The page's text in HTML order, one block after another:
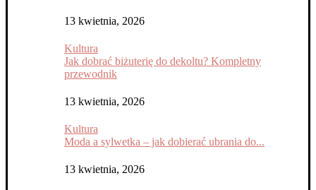
13 kwietnia, 2026
Kultura
Jak dobrać biżuterię do dekoltu? Kompletny
przewodnik
13 kwietnia, 2026
Kultura
Moda a sylwetka – jak dobierać ubrania do...
13 kwietnia, 2026